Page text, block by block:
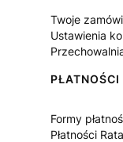
Twoje
Ustawienia
PŁATNOŚCI
Formy
Płatności